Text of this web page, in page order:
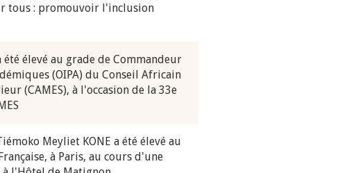
tous : promouvoir l'inclusion
élevé au grade de Commandeur
(OIPA) du Conseil Africain
(CAMES), à l'occasion de la 33e
Meyliet KONE a été élevé au
à Paris, au cours d'une